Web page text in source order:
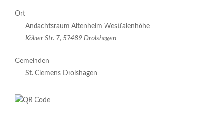
Ort
Andachtsraum Altenheim Westfalenhöhe
Kölner Str. 7, 57489 Drolshagen
Gemeinden
St. Clemens Drolshagen